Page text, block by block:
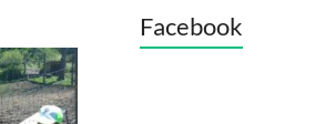
Facebook